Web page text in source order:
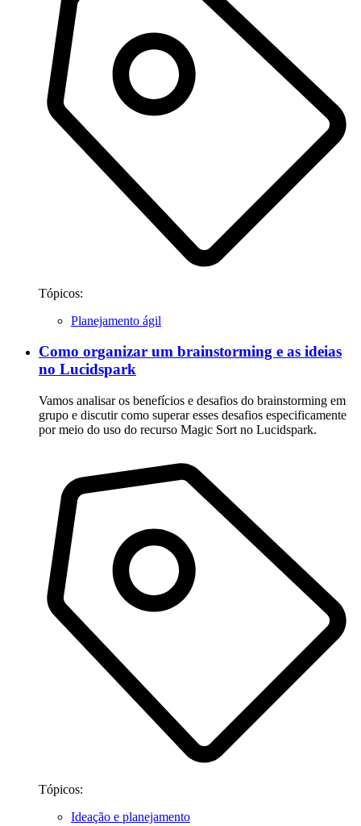
Tópicos:
Planejamento ágil
Como organizar um brainstorming e as ideias
no Lucidspark
Vamos analisar os benefícios e desafios do brainstorming em
grupo e discutir como superar esses desafios especificamente
por meio do uso do recurso Magic Sort no Lucidspark.
Tópicos:
Ideação e planejamento